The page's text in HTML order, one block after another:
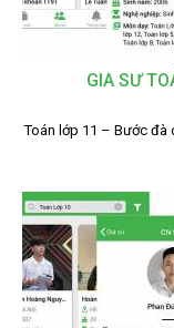
GIA SƯ
Toán lớp 11 – Bước đà